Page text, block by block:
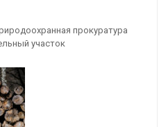
прокуратура
участок